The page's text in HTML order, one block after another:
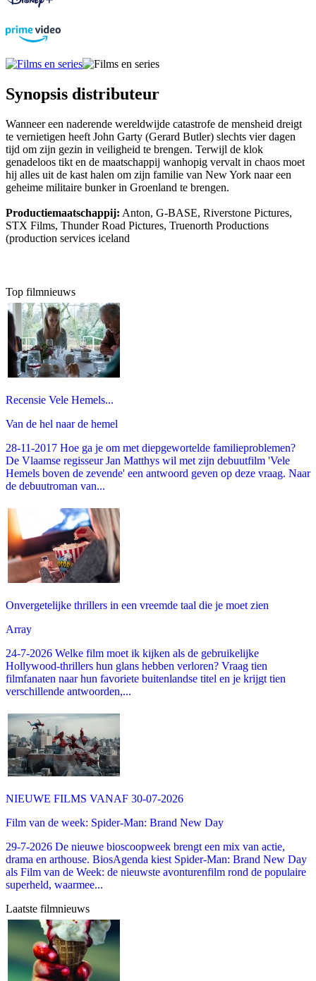
Synopsis distributeur
Wanneer een naderende wereldwijde catastrofe de mensheid dreigt
te vernietigen heeft John Garty (Gerard Butler) slechts vier dagen
tijd om zijn gezin in veiligheid te brengen. Terwijl de klok
genadeloos tikt en de maatschappij wanhopig vervalt in chaos moet
hij alles uit de kast halen om zijn familie van New York naar een
geheime militaire bunker in Groenland te brengen.
Productiemaatschappij: Anton, G-BASE, Riverstone Pictures,
STX Films, Thunder Road Pictures, Truenorth Productions
(production services iceland
Top filmnieuws
Recensie Vele Hemels...
Van de hel naar de hemel
28-11-2017 Hoe ga je om met diepgewortelde familieproblemen?
De Vlaamse regisseur Jan Matthys wil met zijn debuutfilm 'Vele
Hemels boven de zevende' een antwoord geven op deze vraag. Naar
de debuutroman van...
Onvergetelijke thrillers in een vreemde taal die je moet zien
Array
24-7-2026 Welke film moet ik kijken als de gebruikelijke
Hollywood-thrillers hun glans hebben verloren? Vraag tien
filmfanaten naar hun favoriete buitenlandse titel en je krijgt tien
verschillende antwoorden,...
NIEUWE FILMS VANAF 30-07-2026
Film van de week: Spider-Man: Brand New Day
29-7-2026 De nieuwe bioscoopweek brengt een mix van actie,
drama en arthouse. BiosAgenda kiest Spider-Man: Brand New Day
als Film van de Week: de nieuwste avonturenfilm rond de populaire
superheld, waarmee...
Laatste filmnieuws